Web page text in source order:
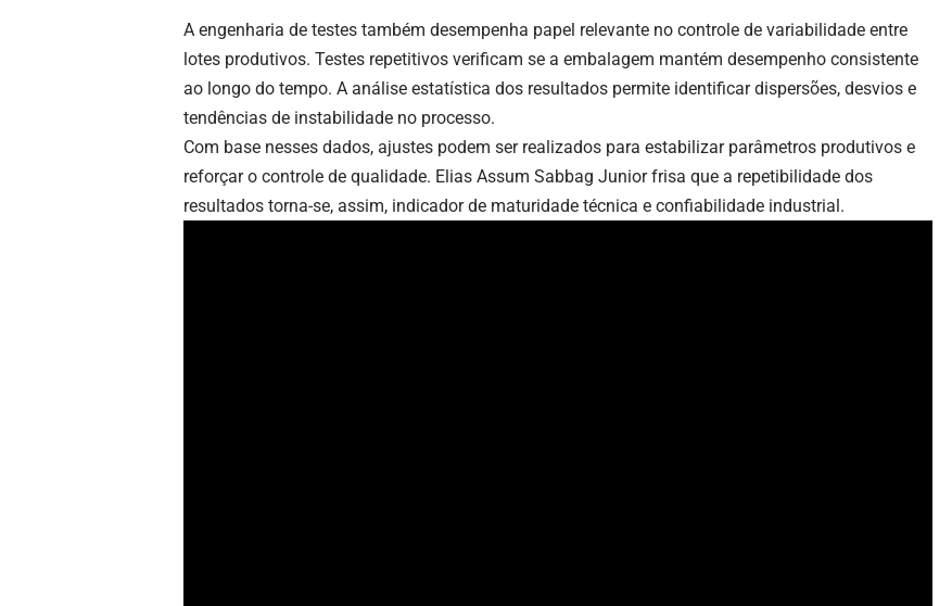
A engenharia de testes também desempenha papel relevante no controle de variabilidade entre
lotes produtivos. Testes repetitivos verificam se a embalagem mantém desempenho consistente
ao longo do tempo. A análise estatística dos resultados permite identificar dispersões, desvios e
tendências de instabilidade no processo.
Com base nesses dados, ajustes podem ser realizados para estabilizar parâmetros produtivos e
reforçar o controle de qualidade. Elias Assum Sabbag Junior frisa que a repetibilidade dos
resultados torna-se, assim, indicador de maturidade técnica e confiabilidade industrial.